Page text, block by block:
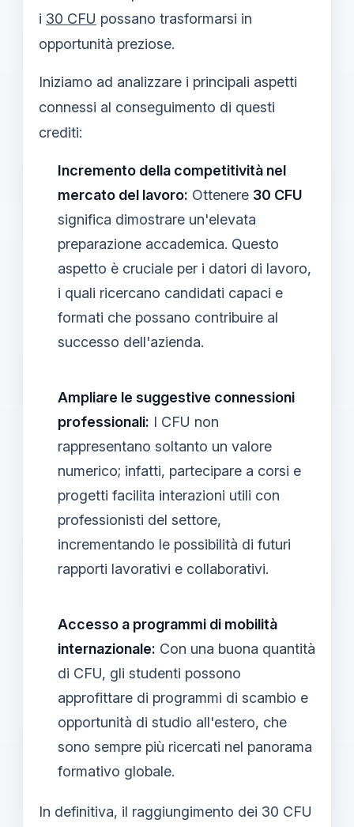
i 30 CFU possano trasformarsi in
opportunità preziose.
Iniziamo ad analizzare i principali aspetti
connessi al conseguimento di questi
crediti:
Incremento della competitività nel
mercato del lavoro: Ottenere 30 CFU
significa dimostrare un'elevata
preparazione accademica. Questo
aspetto è cruciale per i datori di lavoro,
i quali ricercano candidati capaci e
formati che possano contribuire al
successo dell'azienda.
Ampliare le suggestive connessioni
professionali: I CFU non
rappresentano soltanto un valore
numerico; infatti, partecipare a corsi e
progetti facilita interazioni utili con
professionisti del settore,
incrementando le possibilità di futuri
rapporti lavorativi e collaborativi.
Accesso a programmi di mobilità
internazionale: Con una buona quantità
di CFU, gli studenti possono
approfittare di programmi di scambio e
opportunità di studio all'estero, che
sono sempre più ricercati nel panorama
formativo globale.
In definitiva, il raggiungimento dei 30 CFU